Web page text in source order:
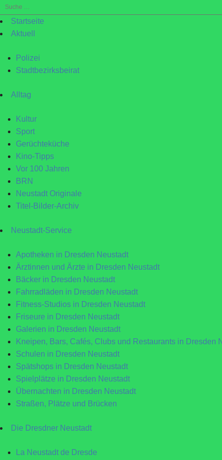
Suche
nach:Startseite
Aktuell
Polizei
Stadtbezirksbeirat
Alltag
Kultur
Sport
Gerüchteküche
Kino-Tipps
Vor 100 Jahren
BRN
Neustadt Originale
Titel-Bilder-Archiv
Neustadt-Service
Apotheken in Dresden Neustadt
Ärztinnen und Ärzte in Dresden Neustadt
Bäcker in Dresden Neustadt
Fahrradläden in Dresden Neustadt
Fitness-Studios in Dresden Neustadt
Friseure in Dresden Neustadt
Galerien in Dresden Neustadt
Kneipen, Bars, Cafés, Clubs und Restaurants in Dresden
Schulen in Dresden Neustadt
Spätshops in Dresden Neustadt
Spielplätze in Dresden Neustadt
Übernachten in Dresden Neustadt
Straßen, Plätze und Brücken
Die Dresdner Neustadt
La Neustadt de Dresde